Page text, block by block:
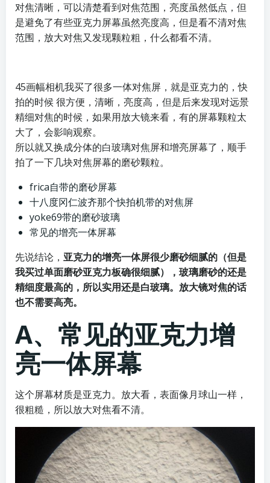
对焦清晰，可以清楚看到对焦范围，亮度虽然低点，但
是避免了有些亚克力屏幕虽然亮度高，但是看不清对焦
范围，放大对焦又发现颗粒粗，什么都看不清。
45画幅相机我买了很多一体对焦屏，就是亚克力的，快
拍的时候 很方便，清晰，亮度高，但是后来发现对远景
精细对焦的时候，如果用放大镜来看，有的屏幕颗粒太
大了，会影响观察。
所以就又换成分体的白玻璃对焦屏和增亮屏幕了，顺手
拍了一下几块对焦屏幕的磨砂颗粒。
frica自带的磨砂屏幕
十八度冈仁波齐那个快拍机带的对焦屏
yoke69带的磨砂玻璃
常见的增亮一体屏幕
先说结论， 亚克力的增亮一体屏很少磨砂细腻的（但是
我买过单面磨砂亚克力板确很细腻），玻璃磨砂的还是
精细度最高的，所以实用还是白玻璃。放大镜对焦的话
也不需要高亮。
A、常见的亚克力增
亮一体屏幕
这个屏幕材质是亚克力。放大看，表面像月球山一样，
很粗糙，所以放大对焦看不清。